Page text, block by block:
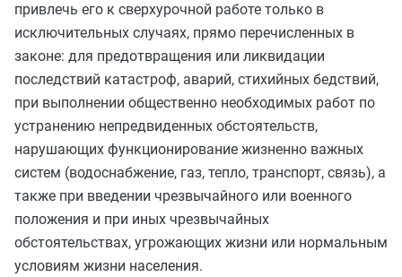
привлечь его к сверхурочной работе только в
исключительных случаях, прямо перечисленных в
законе: для предотвращения или ликвидации
последствий катастроф, аварий, стихийных бедствий,
при выполнении общественно необходимых работ по
устранению непредвиденных обстоятельств,
нарушающих функционирование жизненно важных
систем (водоснабжение, газ, тепло, транспорт, связь), а
также при введении чрезвычайного или военного
положения и при иных чрезвычайных
обстоятельствах, угрожающих жизни или нормальным
условиям жизни населения.